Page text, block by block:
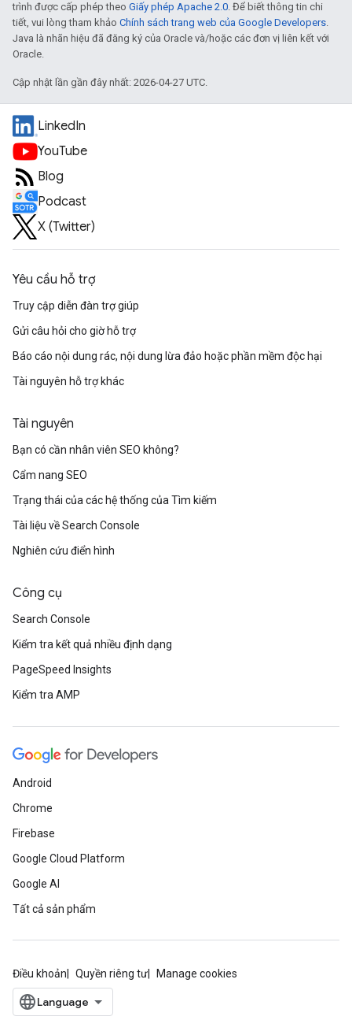
trình được cấp phép theo Giấy phép Apache 2.0. Để biết thông tin chi
tiết, vui lòng tham khảo Chính sách trang web của Google Developers.
Java là nhãn hiệu đã đăng ký của Oracle và/hoặc các đơn vị liên kết với
Oracle.
Cập nhật lần gần đây nhất: 2026-04-27 UTC.
LinkedIn
YouTube
Blog
Podcast
X (Twitter)
Yêu cầu hỗ trợ
Truy cập diễn đàn trợ giúp
Gửi câu hỏi cho giờ hỗ trợ
Báo cáo nội dung rác, nội dung lừa đảo hoặc phần mềm độc hại
Tài nguyên hỗ trợ khác
Tài nguyên
Bạn có cần nhân viên SEO không?
Cẩm nang SEO
Trạng thái của các hệ thống của Tìm kiếm
Tài liệu về Search Console
Nghiên cứu điển hình
Công cụ
Search Console
Kiểm tra kết quả nhiều định dạng
PageSpeed Insights
Kiểm tra AMP
Android
Chrome
Firebase
Google Cloud Platform
Google AI
Tất cả sản phẩm
Điều khoản Quyền riêng tư Manage cookies